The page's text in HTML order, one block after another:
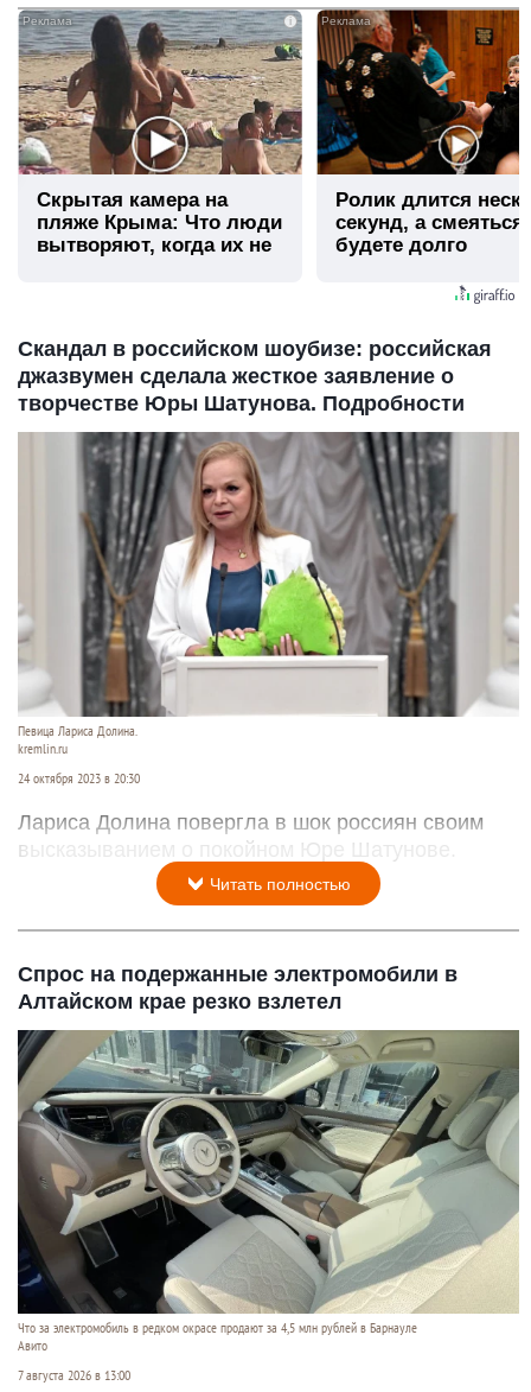
i
Скрытая камера на
пляже Крыма: Что люди
вытворяют, когда их не
Ролик длится
секунд, а
будете долго
Скандал в российском шоубизе: российская
джазвумен сделала жесткое заявление о
творчестве Юры Шатунова. Подробности
Певица Лариса Долина.
kremlin.ru
24 октября 2023 в 20:30
Лариса Долина повергла в шок россиян своим
высказыванием о покойном Юре Шатунове.
Читать полностью
Спрос на подержанные электромобили в
Алтайском крае резко взлетел
Что за электромобиль в редком окрасе продают за 4,5 млн рублей в Барнауле
Авито
7 августа 2026 в 13:00